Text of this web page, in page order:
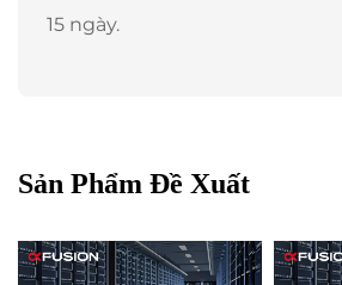
15 ngày.
Sản Phẩm Đề Xuất